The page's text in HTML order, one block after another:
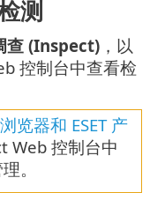
测
查 (Inspect) ，以
控制台中查看检
览器和 ESET 产
Web 控制台中
。